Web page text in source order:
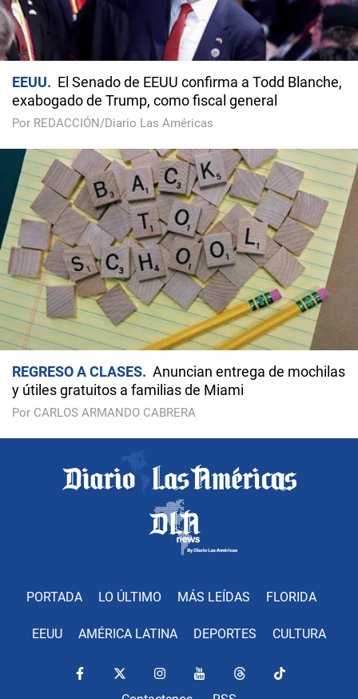
EEUU
El Senado de EEUU confirma a Todd Blanche,
exabogado de Trump, como fiscal general
Por REDACCIÓN/Diario Las Américas
REGRESO A CLASES
Anuncian entrega de mochilas
y útiles gratuitos a familias de Miami
Por CARLOS ARMANDO CABRERA
PORTADA LO ÚLTIMO MÁS LEÍDAS FLORIDA
EEUU AMÉRICA LATINA DEPORTES CULTURA